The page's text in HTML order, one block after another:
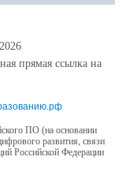
прямая ссылка на
ПО (на основании
развития, связи
Российской Федерации